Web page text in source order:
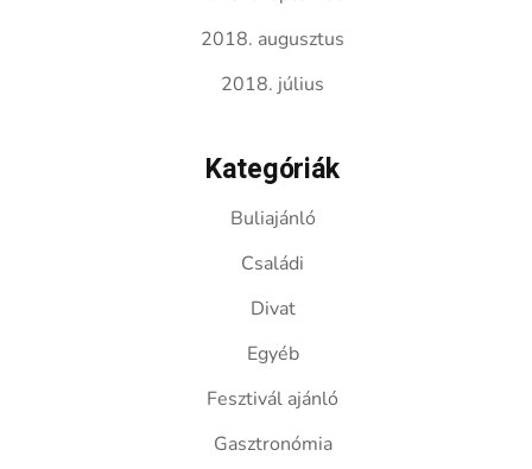
2018. augusztus
2018. július
Kategóriák
Buliajánló
Családi
Divat
Egyéb
Fesztivál ajánló
Gasztronómia